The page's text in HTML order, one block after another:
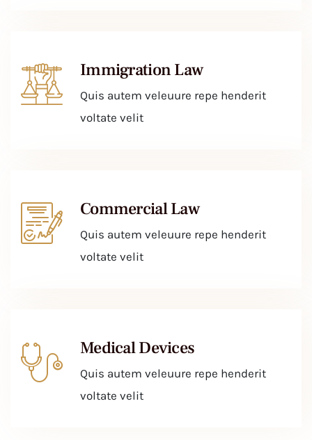
Immigration Law
Quis autem veleuure repe henderit
voltate velit
Commercial Law
Quis autem veleuure repe henderit
voltate velit
Medical Devices
Quis autem veleuure repe henderit
voltate velit